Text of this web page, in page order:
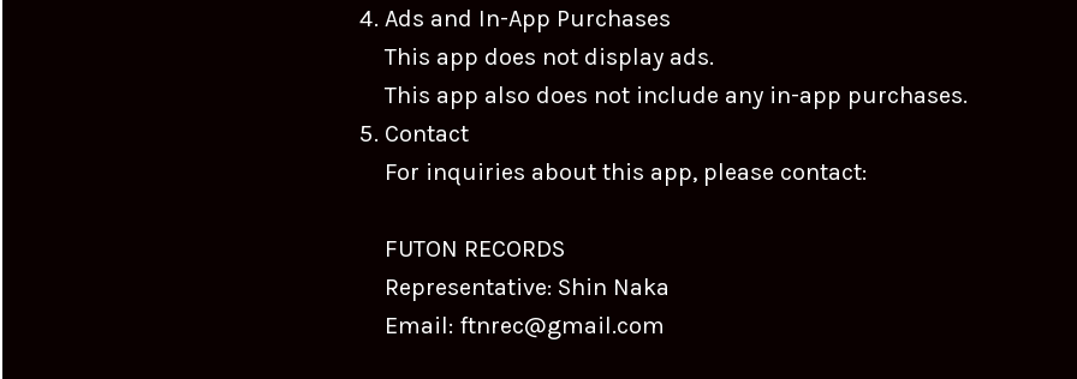
Ads and In-App Purchases
This app does not display ads.
This app also does not include any in-app purchases.
Contact
For inquiries about this app, please contact:
FUTON RECORDS
Representative: Shin Naka
Email: ftnrec@gmail.com